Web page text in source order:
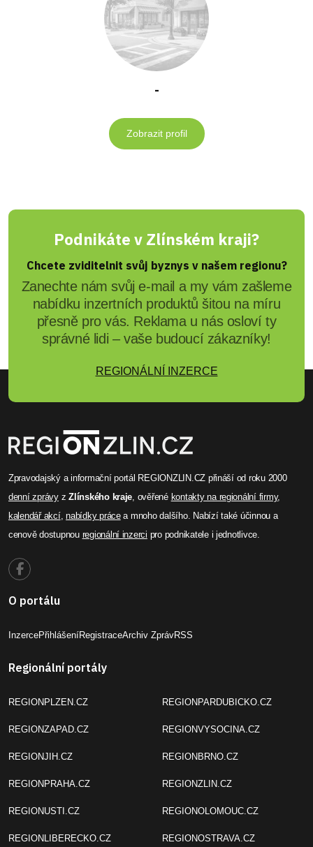
-
Zobrazit profil
Podnikáte v Zlínském kraji?
Chcete zviditelnit svůj byznys v našem regionu?
Zanechte nám svůj e-mail a my vám zašleme
nabídku inzertních produktů šitou na míru
přesně pro vás. Reklama u nás osloví ty
správné lidi – vaše budoucí zákazníky!
REGIONÁLNÍ INZERCE
Zpravodajský a informační portál REGIONZLIN.CZ přináší od roku 2000
denní zprávyzZlínského kraje , ověřené kontakty na regionální firmy,
kalendář akcí,nabídky prácea mnoho dalšího. Nabízí také účinnou a
cenově dostupnou regionální inzerci pro podnikatele i jednotlivce.
O portálu
InzercePřihlášeníRegistraceArchiv ZprávRSS
Regionální portály
REGIONPLZEN.CZ
REGIONZAPAD.CZ
REGIONJIH.CZ
REGIONPRAHA.CZ
REGIONUSTI.CZ
REGIONLIBERECKO.CZ
REGIONPARDUBICKO.CZ
REGIONVYSOCINA.CZ
REGIONBRNO.CZ
REGIONZLIN.CZ
REGIONOLOMOUC.CZ
REGIONOSTRAVA.CZ